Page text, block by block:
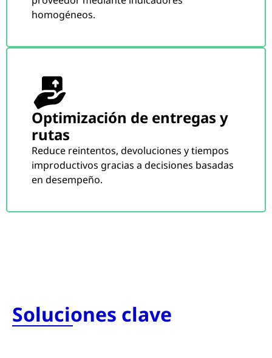
homogéneos.
Optimización de entregas y
rutas
Reduce reintentos, devoluciones y tiempos
improductivos gracias a decisiones basadas
en desempeño.
Soluciones clave